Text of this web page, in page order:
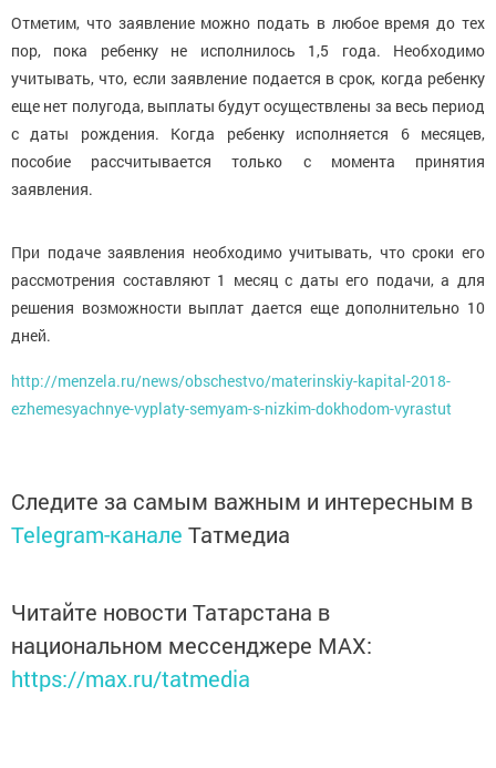
Отметим, что заявление можно подать в любое время до тех
пор, пока ребенку не исполнилось 1,5 года. Необходимо
учитывать, что, если заявление подается в срок, когда ребенку
еще нет полугода, выплаты будут осуществлены за весь период
с даты рождения. Когда ребенку исполняется 6 месяцев,
пособие рассчитывается только с момента принятия
заявления.
При подаче заявления необходимо учитывать, что сроки его
рассмотрения составляют 1 месяц с даты его подачи, а для
решения возможности выплат дается еще дополнительно 10
дней.
http://menzela.ru/news/obschestvo/materinskiy-kapital-2018-
ezhemesyachnye-vyplaty-semyam-s-nizkim-dokhodom-vyrastut
Следите за самым важным и интересным в
Telegram-канале Татмедиа
Читайте новости Татарстана в
национальном мессенджере MАХ:
https://max.ru/tatmedia